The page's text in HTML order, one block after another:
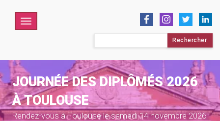
Menu
JOURNÉE DES DIPLÔMÉS 2026
À TOULOUSE
Rendez-vous à Toulouse le samedi 14 novembre 2026